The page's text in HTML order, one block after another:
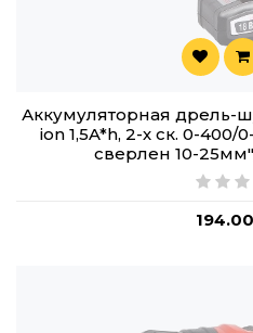
Аккумуляторная дрель-
ion 1,5A*h, 2-х ск. 0-
сверлен 10-
194.00